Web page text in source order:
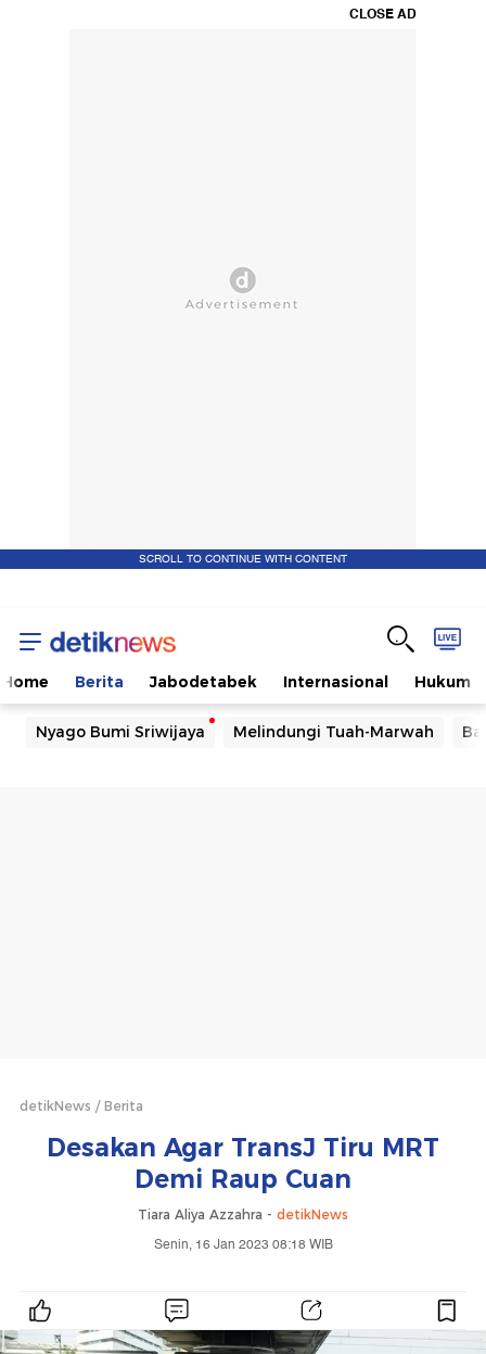
CLOSE AD
SCROLL TO CONTINUE WITH CONTENT
Home Berita Jabodetabek Internasional Hukum
Nyago Bumi Sriwijaya Melindungi Tuah-Marwah
detikNews Berita
Desakan Agar TransJ Tiru MRT
Demi Raup Cuan
Tiara Aliya Azzahra - detikNews
Senin, 16 Jan 2023 08:18 WIB